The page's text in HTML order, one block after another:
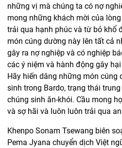
những vị mà chúng ta có nợ
mong những khách mời của
trải qua hạnh phúc và từ bỏ khổ
món cúng dường này lên tất cả
gây ra nợ nghiệp và có nghiệp
các ý niệm và hành động gây
Hãy hiến dâng những món cúng
sinh trong Bardo, trạng thái
chúng sinh ăn-khói. Cầu mong
và sợ hãi và luôn luôn trải qua
Khenpo Sonam Tsewang biên
Pema Jyana chuyển dịch Việt